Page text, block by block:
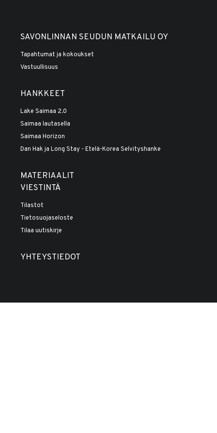
SAVONLINNAN SEUDUN MATKAILU OY
Tapahtumat ja kokoukset
Vastuullisuus
HANKKEET
Lake Saimaa 2.0
Saimaa lautasella
Saimaa Horizon
Dan Hak ja Long Stay - Etelä-Korea Selvityshanke
MATERIAALIT
VIESTINTÄ
Tilastot
Tietosuojaseloste
Tilaa uutiskirje
YHTEYSTIEDOT